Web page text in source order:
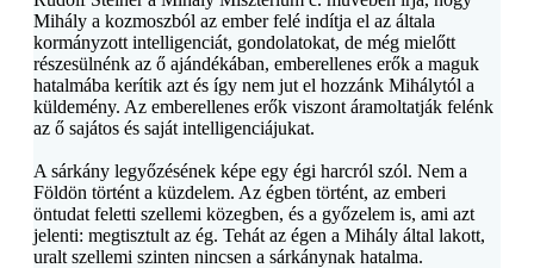
Mihály a kozmoszból az ember felé indítja el az általa
kormányzott intelligenciát, gondolatokat, de még mielőtt
részesülnénk az ő ajándékában, emberellenes erők a maguk
hatalmába kerítik azt és így nem jut el hozzánk Mihálytól a
küldemény. Az emberellenes erők viszont áramoltatják felénk
az ő sajátos és saját intelligenciájukat.
A sárkány legyőzésének képe egy égi harcról szól. Nem a
Földön történt a küzdelem. Az égben történt, az emberi
öntudat feletti szellemi közegben, és a győzelem is, ami azt
jelenti: megtisztult az ég. Tehát az égen a Mihály által lakott,
uralt szellemi szinten nincsen a sárkánynak hatalma.